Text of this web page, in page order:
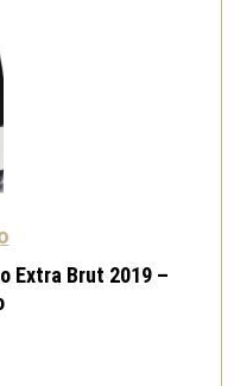
Extra Brut 2019 –